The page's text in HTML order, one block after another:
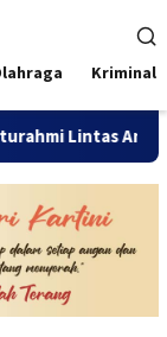
Kriminal
Lintas Angkatan